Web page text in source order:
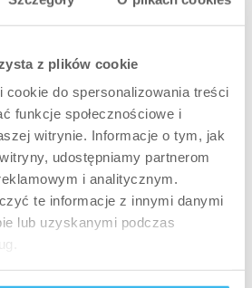
z plików cookie
do spersonalizowania treści
funkcje społecznościowe i
witrynie. Informacje o tym, jak
udostępniamy partnerom
i analitycznym.
te informacje z innymi danymi
lub uzyskanymi podczas
najwyższej zawartości